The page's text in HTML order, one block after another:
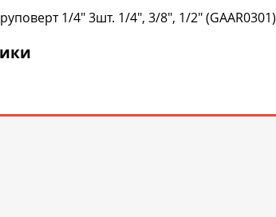
1/4" 3шт. 1/4", 3/8", 1/2" (GAAR0301)